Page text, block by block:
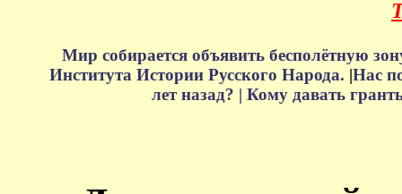
Мир собирается объявить бесполётную
Института Истории Русского Народа. |Нас
лет назад? | Кому давать